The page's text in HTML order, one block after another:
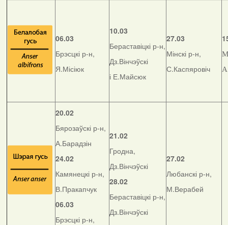
06.03
Брэсцкі р-н,
Я.Місіюк
10.03
Бераставіцкі р-н,
Дз.Вінчэўскі
і Е.Майсюк
27.03
Мінскі р-н,
С.Каспяровіч
20.02
Бярозаўскі р-н,
А.Барадзін
24.02
Камянецкі р-н,
В.Пракапчук
06.03
Брэсцкі р-н,
21.02
Гродна,
Дз.Вінчэўскі
28.02
Бераставіцкі р-н,
Дз.Вінчэўскі
27.02
Любанскі р-н,
М.Верабей